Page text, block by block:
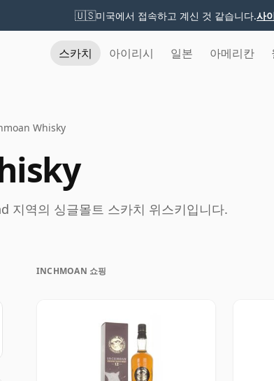
🇺🇸미국에서 접속하고 계신 것 같습니다.사
스카치 아이리시 일본 아메리칸
Whisky
지역의 싱글몰트 스카치 위스키입니다.
INCHMOAN 쇼핑